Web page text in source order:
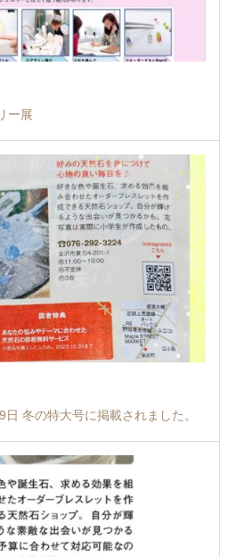
ー展
冬の特大号に掲載されました。